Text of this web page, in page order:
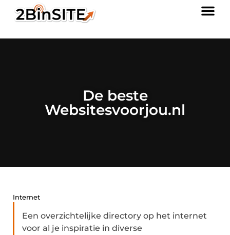
De beste
Websitesvoorjou.nl
Internet
Een overzichtelijke directory op het internet
voor al je inspiratie in diverse